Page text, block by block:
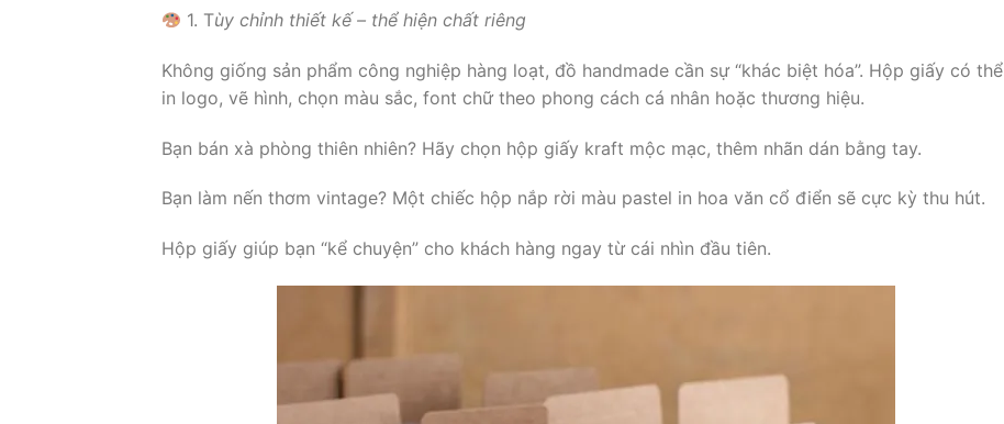
1. Tùy chỉnh thiết kế – thể hiện chất riêng
Không giống sản phẩm công nghiệp hàng loạt, đồ handmade cần sự “khác biệt hóa”. Hộp giấy có thể
in logo, vẽ hình, chọn màu sắc, font chữ theo phong cách cá nhân hoặc thương hiệu.
Bạn bán xà phòng thiên nhiên? Hãy chọn hộp giấy kraft mộc mạc, thêm nhãn dán bằng tay.
Bạn làm nến thơm vintage? Một chiếc hộp nắp rời màu pastel in hoa văn cổ điển sẽ cực kỳ thu hút.
Hộp giấy giúp bạn “kể chuyện” cho khách hàng ngay từ cái nhìn đầu tiên.